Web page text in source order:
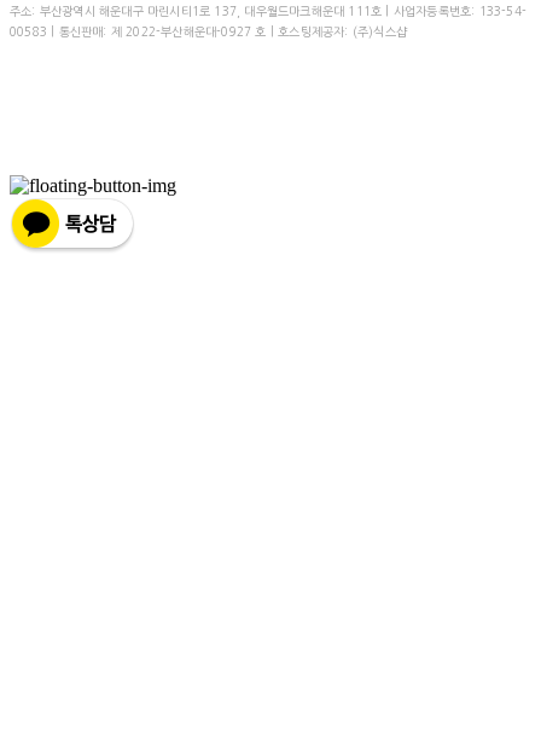
주소: 부산광역시 해운대구 마린시티1로 137, 대우월드마크해운대 111호 | 사업자등록번호: 133-54-
00583 | 통신판매: 제 2022-부산해운대-0927 호 | 호스팅제공자: (주)식스샵